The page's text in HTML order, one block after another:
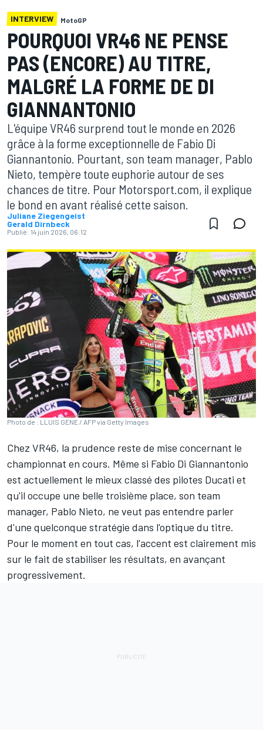
INTERVIEW MotoGP
POURQUOI VR46 NE PENSE
PAS (ENCORE) AU TITRE,
MALGRÉ LA FORME DE DI
GIANNANTONIO
L'équipe VR46 surprend tout le monde en 2026
grâce à la forme exceptionnelle de Fabio Di
Giannantonio. Pourtant, son team manager, Pablo
Nieto, tempère toute euphorie autour de ses
chances de titre. Pour Motorsport.com, il explique
le bond en avant réalisé cette saison.
Juliane Ziegengeist
Gerald Dirnbeck
Publié: 14 juin 2026, 06:12
Photo de : LLUIS GENE / AFP via Getty Images
Chez VR46, la prudence reste de mise concernant le
championnat en cours. Même si Fabio Di Giannantonio
est actuellement le mieux classé des pilotes Ducati et
qu'il occupe une belle troisième place, son team
manager, Pablo Nieto, ne veut pas entendre parler
d'une quelconque stratégie dans l'optique du titre.
Pour le moment en tout cas, l'accent est clairement mis
sur le fait de stabiliser les résultats, en avançant
progressivement.